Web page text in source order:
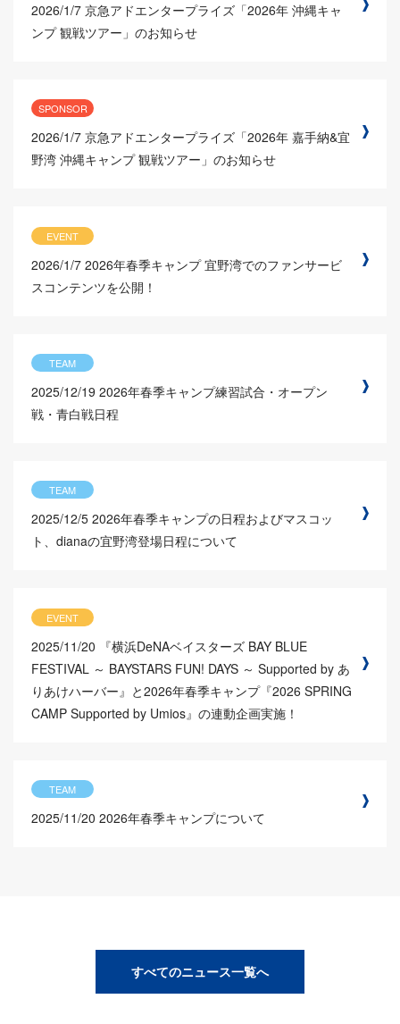
2026/1/7 京急アドエンタープライズ「2026年 沖縄キャ
ンプ 観戦ツアー」のお知らせ
SPONSOR
2026/1/7 京急アドエンタープライズ「2026年 嘉手納&宜
野湾 沖縄キャンプ 観戦ツアー」のお知らせ
EVENT
2026/1/7 2026年春季キャンプ 宜野湾でのファンサービ
スコンテンツを公開！
TEAM
2025/12/19 2026年春季キャンプ練習試合・オープン
戦・青白戦日程
TEAM
2025/12/5 2026年春季キャンプの日程およびマスコッ
ト、dianaの宜野湾登場日程について
EVENT
2025/11/20
『横浜DeNAベイスターズ BAY BLUE
FESTIVAL ～ BAYSTARS FUN! DAYS ～ Supported by あ
りあけハーバー』と2026年春季キャンプ『2026 SPRING
CAMP Supported by Umios』の連動企画実施！
TEAM
2025/11/20 2026年春季キャンプについて
すべてのニュース一覧へ